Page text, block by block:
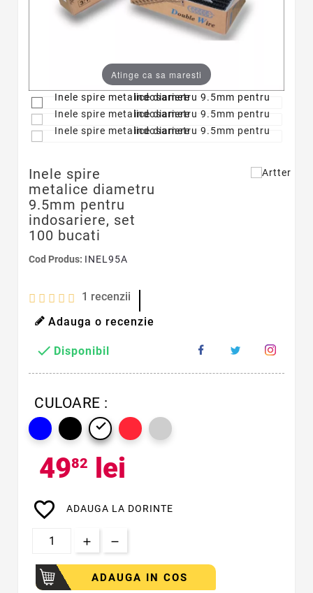
Atinge ca sa maresti
Inele spire
metalice diametru
9.5mm pentru
indosariere, set
100 bucati
Cod Produs: INEL95A
1 recenzii
Adauga o recenzie
 Disponibil
CULOARE :

4982 lei
favorite_border ADAUGA LA DORINTE
ADAUGA IN COS